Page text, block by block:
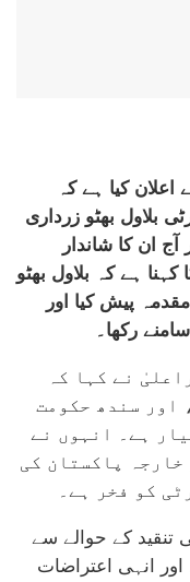
کیا ہے کہ
بلاول بھٹو زرداری
ان کا شاندار
کہنا ہے کہ بلاول بھٹو
پیش کیا اور
رکھا۔
نے کہا کہ
اور سندھ حکومت
ہے۔ انہوں نے
خارجہ پاکستان کی
کو فخر ہے۔
تنقید کے حوالے سے
انہی اعتراضات